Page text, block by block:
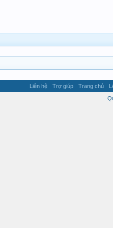
Liên hệ Trợ giúp Trang chủ